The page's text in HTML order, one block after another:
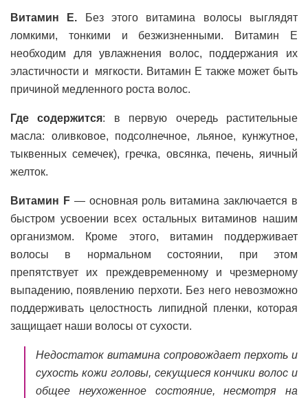
Витамин Е. Без этого витамина волосы выглядят
ломкими, тонкими и безжизненными. Витамин Е
необходим для увлажнения волос, поддержания их
эластичности и мягкости. Витамин Е также может быть
причиной медленного роста волос.
Где содержится: в первую очередь растительные
масла: оливковое, подсолнечное, льяное, кунжутное,
тыквенных семечек), гречка, овсянка, печень, яичный
желток.
Витамин F — основная роль витамина заключается в
быстром усвоении всех остальных витаминов нашим
организмом. Кроме этого, витамин поддерживает
волосы в нормальном состоянии, при этом
препятствует их преждевременному и чрезмерному
выпадению, появлению перхоти. Без него невозможно
поддерживать целостность липидной пленки, которая
защищает наши волосы от сухости.
Недостаток витамина сопровождает перхоть и
сухость кожи головы, секущиеся кончики волос и
общее неухоженное состояние, несмотря на